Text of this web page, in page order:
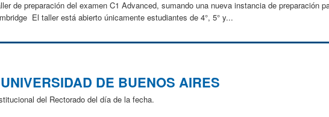
de preparación del examen C1 Advanced, sumando una nueva instancia de preparación
El taller está abierto únicamente estudiantes de 4°, 5° y...
DE BUENOS AIRES
del Rectorado del día de la fecha.